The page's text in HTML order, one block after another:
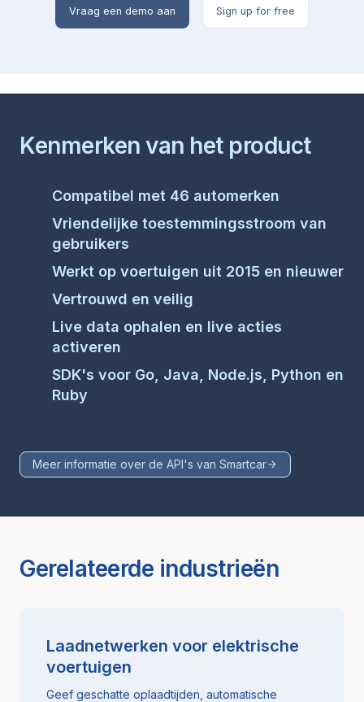
Vraag een demo aan Sign up for free
Kenmerken van het product
Compatibel met 46 automerken
Vriendelijke toestemmingsstroom van
gebruikers
Werkt op voertuigen uit 2015 en nieuwer
Vertrouwd en veilig
Live data ophalen en live acties
activeren
SDK's voor Go, Java, Node.js, Python en
Ruby
Meer informatie over de API's van Smartcar
Gerelateerde industrieën
Laadnetwerken voor elektrische
voertuigen
Geef geschatte oplaadtijden, automatische